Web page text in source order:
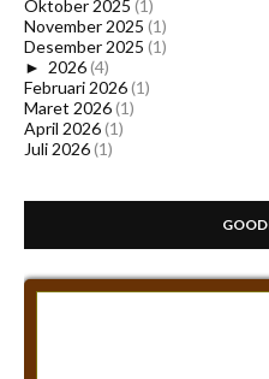
Oktober 2025 (1)
November 2025 (1)
Desember 2025 (1)
► 2026(4)
Februari 2026(1)
Maret 2026(1)
April 2026(1)
Juli 2026(1)